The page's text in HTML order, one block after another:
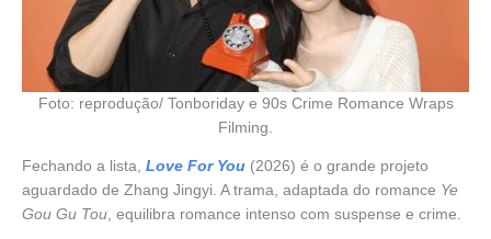
Foto: reprodução/ Tonboriday e 90s Crime Romance Wraps
Filming.
Fechando a lista, Love For You (2026) é o grande projeto
aguardado de Zhang Jingyi. A trama, adaptada do romance Ye
Gou Gu Tou, equilibra romance intenso com suspense e crime.